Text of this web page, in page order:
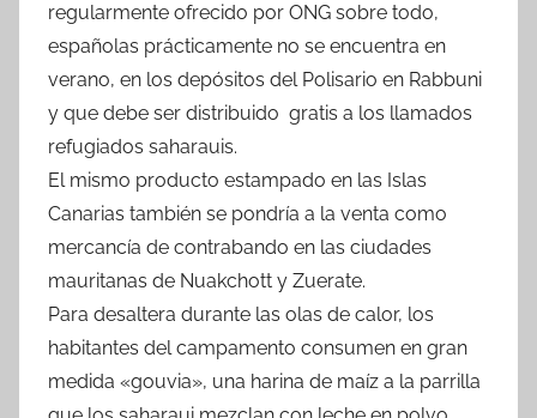
regularmente ofrecido por ONG sobre todo,
españolas prácticamente no se encuentra en
verano, en los depósitos del Polisario en Rabbuni
y que debe ser distribuido gratis a los llamados
refugiados saharauis.
El mismo producto estampado en las Islas
Canarias también se pondría a la venta como
mercancía de contrabando en las ciudades
mauritanas de Nuakchott y Zuerate.
Para desaltera durante las olas de calor, los
habitantes del campamento consumen en gran
medida «gouvia», una harina de maíz a la parrilla